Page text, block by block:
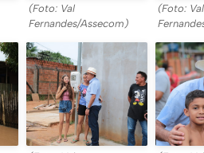
(Foto: Val
Fernandes/Assecom)
(Foto: Val